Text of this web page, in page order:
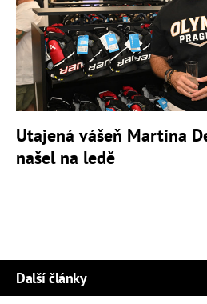
Utajená vášeň Martina
našel na ledě
Další články